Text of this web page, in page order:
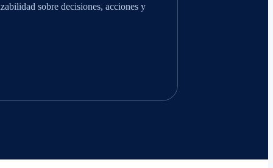
sobre decisiones, acciones y